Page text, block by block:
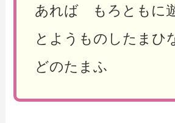
あれば もろともに
とようものしたま
どのたまふ